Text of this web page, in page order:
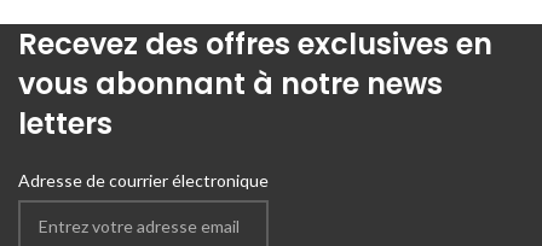
Recevez des offres exclusives en
vous abonnant à notre news
letters
Adresse de courrier électronique